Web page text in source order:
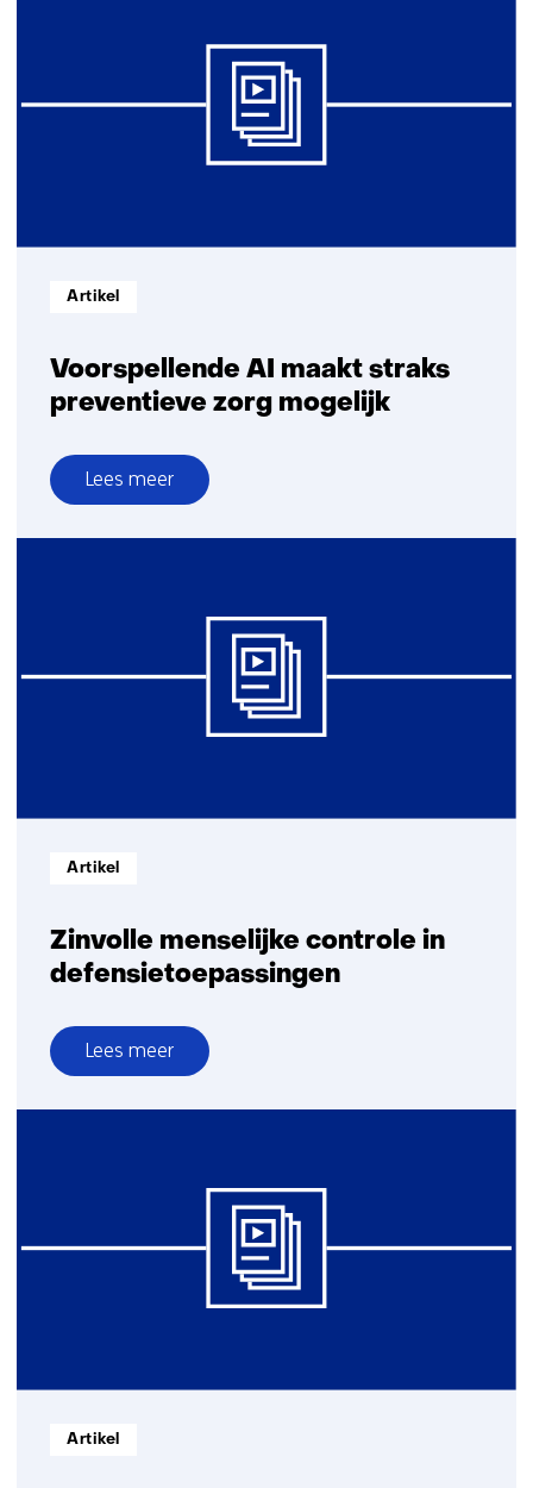
Voorspellende AI maakt straks
preventieve zorg mogelijk
Informatietype:
Artikel
Lees meer
over
Voorspellende
zorg
Zinvolle menselijke controle in
defensietoepassingen
Informatietype:
Artikel
Lees meer
over
Zinvolle
defensietoepassingen
Informatietype:
Artikel